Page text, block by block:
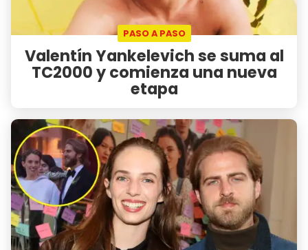
PASO A PASO
Valentín Yankelevich se suma al
TC2000 y comienza una nueva
etapa